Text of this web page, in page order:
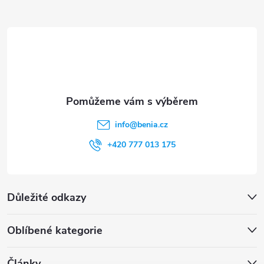
Důležité odkazy
Oblíbené kategorie
info@benia.cz
+420 777 013 175